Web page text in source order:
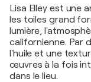
Lisa Elley est une
les toiles grand
lumière,
californienne. Par
l'huile et une
œuvres à la fois
dans le lieu.